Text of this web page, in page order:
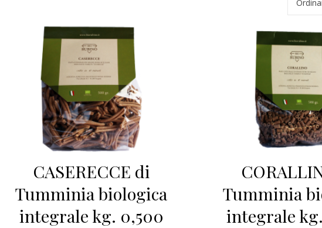
CASERECCE di
Tumminia biologica
integrale kg. 0,500
Tumminia
integrale